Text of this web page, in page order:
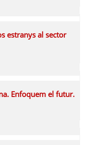
estranys al sector
Enfoquem el futur.